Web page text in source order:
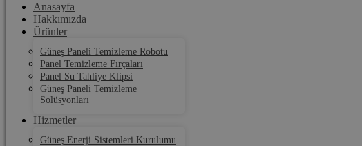
Anasayfa
Hakkımızda
Ürünler
Güneş Paneli Temizleme Robotu
Panel Temizleme Fırçaları
Panel Su Tahliye Klipsi
Güneş Paneli Temizleme
Solüsyonları
Hizmetler
Güneş Enerji Sistemleri Kurulumu